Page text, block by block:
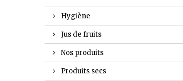
Hygiène
Jus de fruits
Nos produits
Produits secs